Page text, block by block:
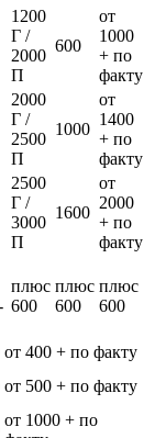
1200
Г /
2000
П
600
от
1000
+ по
факту
2000
Г /
2500
П
1000
от
1400
+ по
факту
2500
Г /
3000
П
1600
от
2000
+ по
факту
плюс
600
плюс
600
плюс
600
от 400 + по факту
от 500 + по факту
от 1000 + по